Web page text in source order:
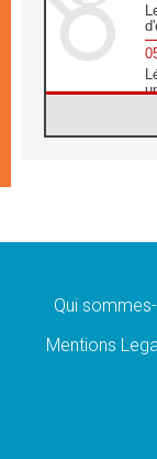
Qui
Mentions